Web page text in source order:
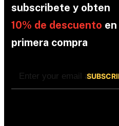
subscribete y obten
10% de descuento
primera compra